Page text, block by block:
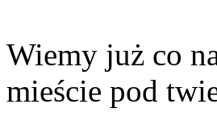
Wiemy już co
mieście pod